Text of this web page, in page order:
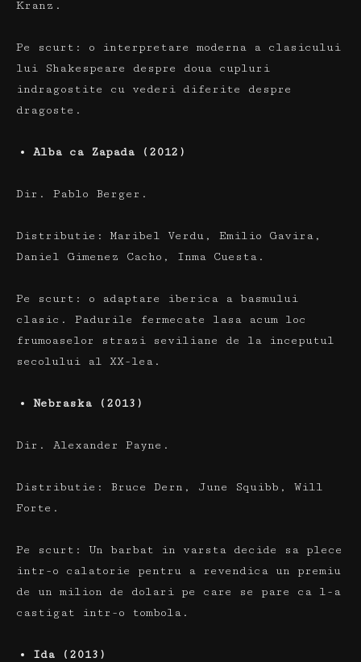
Kranz.
Pe scurt:
o interpretare moderna a clasicului
lui Shakespeare despre doua cupluri
indragostite cu vederi diferite despre
dragoste.
Alba ca Zapada (2012)
Dir. Pablo Berger.
Distributie:
Maribel Verdu, Emilio Gavira,
Daniel Gimenez Cacho, Inma Cuesta.
Pe scurt:
o adaptare iberica a basmului
clasic. Padurile fermecate lasa acum loc
frumoaselor strazi seviliane de la inceputul
secolului al XX-lea.
Nebraska (2013)
Dir. Alexander Payne.
Distributie:
Bruce Dern, June Squibb, Will
Forte.
Pe scurt:
Un barbat in varsta decide sa plece
intr-o calatorie pentru a revendica un premiu
de un milion de dolari pe care se pare ca l-a
castigat intr-o tombola.
Ida (2013)